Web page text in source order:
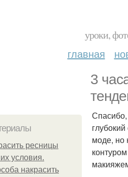
уроки,
главная
3
ресницы
условия.
накрасить
моде, но